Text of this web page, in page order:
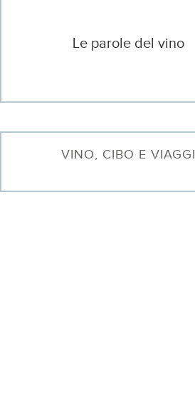
Le parole del vino
VINO, CIBO E VIAGGI